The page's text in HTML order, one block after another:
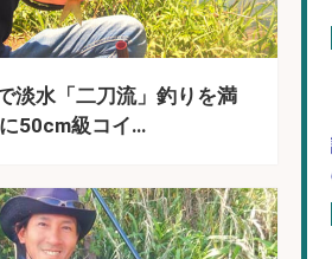
淡水「二刀流」釣りを満
50cm級コイ…